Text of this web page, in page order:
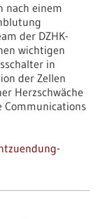
nach einem
der DZHK-
wichtigen
in
der Zellen
Herzschwäche
Communications